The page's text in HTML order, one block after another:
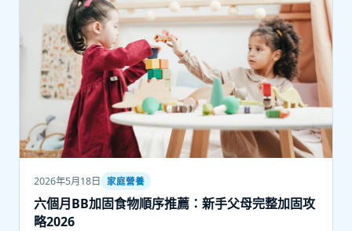
2026年5月18日 家庭營養
六個月BB加固食物順序推薦：新手父母完整加固攻
略2026